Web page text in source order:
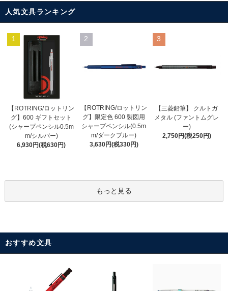
人気文具ランキング
1
【ROTRING/ロットリン
グ】600 ギフトセット
(シャープペンシル0.5m
m/シルバー)
6,930円(税630円)
2
【ROTRING/ロットリン
グ】限定色 600 製図用
シャープペンシル(0.5m
m/ダークブルー)
3,630円(税330円)
3
【三菱鉛筆】 クルトガ
メタル (ファントムグレ
ー)
2,750円(税250円)
もっと見る
おすすめ文具